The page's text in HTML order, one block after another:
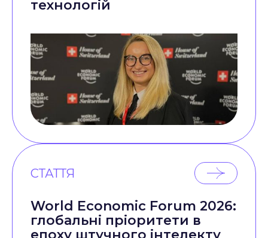
технологій
СТАТТЯ
World Economic Forum 2026:
глобальні пріоритети в
епоху штучного інтелекту